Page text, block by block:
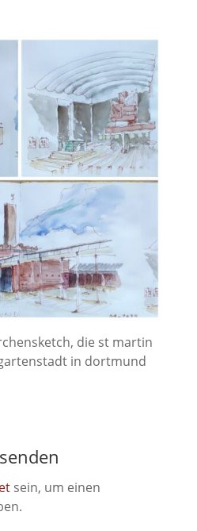
die st martin
in dortmund
sein, um einen